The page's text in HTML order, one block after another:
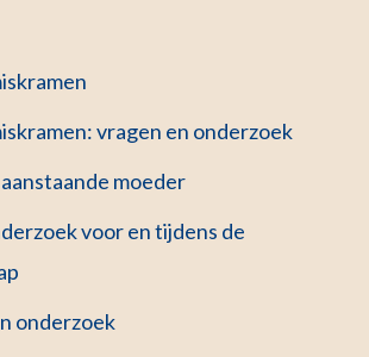
vragen en onderzoek
moeder
voor en tijdens de
onderzoek